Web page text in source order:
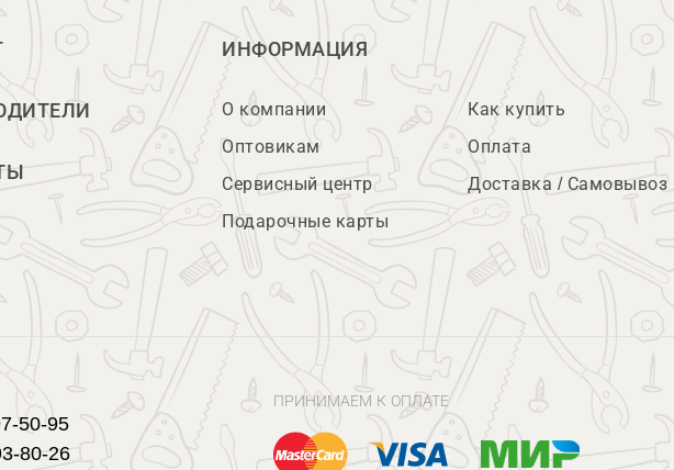
ИНФОРМАЦИЯ
О компании
Оптовикам
Сервисный центр
Подарочные карты
Как купить
Оплата
Доставка / Самовывоз
50-95
80-26
ПРИНИМАЕМ К ОПЛАТЕ